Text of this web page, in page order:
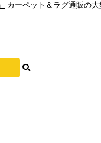
カーペット＆ラグ通販の